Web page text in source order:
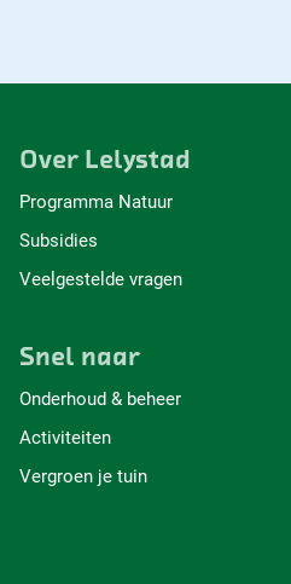
Over Lelystad
Programma Natuur
Subsidies
Veelgestelde vragen
Snel naar
Onderhoud & beheer
Activiteiten
Vergroen je tuin